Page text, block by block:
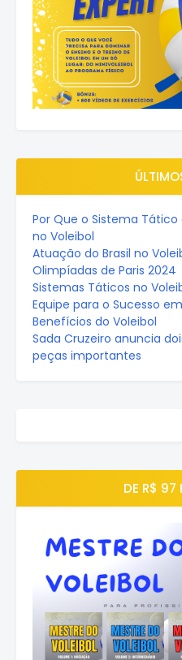
Por Que o Sistema
no Voleibol
Atuação do Brasil no
Olimpíadas de Paris 2024
Sistemas Táticos no
Equipe para o Sucesso
Benefícios do Voleibol
Sada Cruzeiro anuncia
peças importantes
DE R$ 97